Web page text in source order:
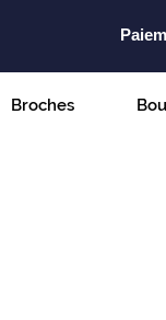
Broches